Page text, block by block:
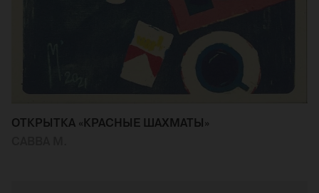
ОТКРЫТКА «КРАСНЫЕ ШАХМАТЫ»